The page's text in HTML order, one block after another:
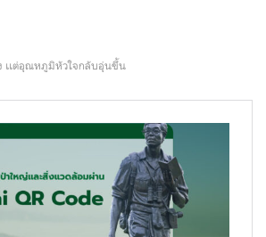
เต่อุณหภูมิหัวใจกลับอุ่นขึ้น